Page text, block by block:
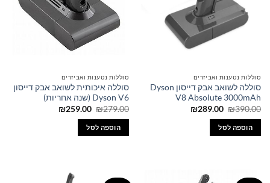
סוללות נטענות ואביזרים
סוללה לשואב אבק דייסון Dyson
V8 Absolute 3000mAh
₪390.00
המחיר
היה:
₪390.00.
₪289.00
המחיר
הוספה לסל
סוללות נטענות ואביזרים
סוללה איכותית לשואב אבק דייסון
Dyson V6 (שנה אחריות)
₪279.00
המחיר
היה:
₪279.00.
₪259.00
המחיר
הוספה לסל